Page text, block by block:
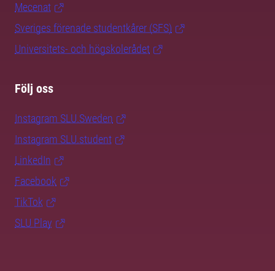
Mecenat
Sveriges förenade studentkårer (SFS)
Universitets- och högskolerådet
Följ oss
Instagram SLU.Sweden
Instagram SLU.student
LinkedIn
Facebook
TikTok
SLU Play